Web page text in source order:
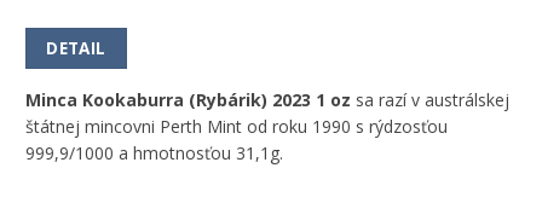
DETAIL
Minca Kookaburra (Rybárik) 2023 1 oz sa razí v austrálskej
štátnej mincovni Perth Mint od roku 1990 s rýdzosťou
999,9/1000 a hmotnosťou 31,1g.